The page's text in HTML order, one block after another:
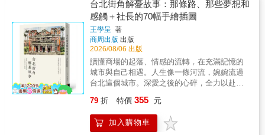
而且有點乏味。如果不再執著於自己寫好的那
套「現實版本」，我們就能活得更順應生命的
律動。 ★★★★★感動推薦 周志建，山隱中的
療癒師、故事療癒作家 許瑞云醫師，心能量管
理中心執行長 瓦基，「閱讀前哨站」站長 這些
年，我跟森林僧人比約恩的對話，沒停過。
他，不說法，只說故事。他，不完美，卻很真
實。他，不是高高在上的得道高僧，卻徹底活
解脫得道，讓自己更自由、更完整的「人」。
──周志建，山隱中的療癒師、故事療癒作家
《張開的手》是一本在生命風暴來襲時，可以
站》瓦基：2023年最喜歡的書。★曾寶儀
Podcast多次推薦：2023年看過最好的書。★
周志建心理師回味再三的旅行書★《張修修的
不正常人生》：雖然很薄，但是威力驚人。
★2023金石堂年度十大影響力好書★2024年度
***紙、電TOP1冠軍書★2024年度Readmoo、
Kobo電子書，暢銷百大總冠軍★2020年，榮獲
瑞典Adlibris書店年度最佳非文學著作、Storytel
大獎年度最佳非文學著作★2021年，有聲書榮
獲瑞典「年度之聲」大獎★2022年，榮獲瑞典
Nextory電子書獎★售出英、西、法、德、韓等
30國版權當你需要安慰和勇氣時，比約恩溫暖
分。★警告：本書有滿滿諧音梗，請勿當做國
文課本練中文！ ★醫界、網紅們笑到流淚推薦
吳介山｜臺灣皮膚科醫學會理事林政賢｜林政
賢皮膚科診所院長綠君麻麻｜作家、閱讀推廣
人馬卡人妻｜知名網紅聞氫哥｜圖文作家
翻篇，這樣的你，想必活得很累吧？事實上，
不論你怎麼選、怎麼活，一定都會有人不理
解、看不慣和看不起你。作者想告訴你：對真
正重要的人事物說「好」，才能向不必要的聲
音說「不」。面對惡意你可以敏感，但不需要
次次都回應，別讓他人的想法，為你的人生買
單！這本書，寫給時常耿耿於懷的你——#如果
你凡事都要爭到底為了多活兩年，你要學著饒
恕。饒恕其實就是變相地放過自己。任何關係
的底線都是，不要把自己搞得太累。#如果你誤
言以對，而是不願在你身上浪費時間，所以等
著你閉嘴。#如果你認為用盡全力就該有結果如
台北街角解憂故事：那條路、那些夢想和
感觸＋社長的70幅手繪插圖
王學呈 著
商周出版 出版
2026/08/06 出版
讀懂商場的起落、情感的流轉，在充滿記憶的
城市與自己相遇。人生像一條河流，婉婉流過
台北這個城市。深愛之後的心碎，全力以赴之
流域，傾洩而出。即使青春不再，景緻依舊。
台北依然以她萬種風情，無限溫柔，對待你我
的日昇日落。讓我們對台北這座城市致謝。本
79 折 特價 355 元
加入購物車